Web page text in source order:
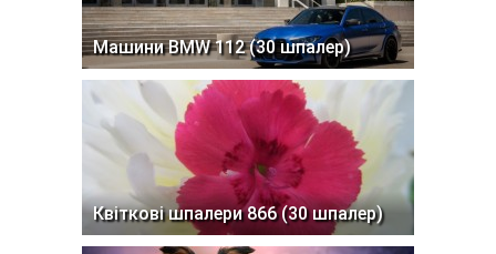
Машини BMW 112 (30 шпалер)
Квіткові шпалери 866 (30 шпалер)